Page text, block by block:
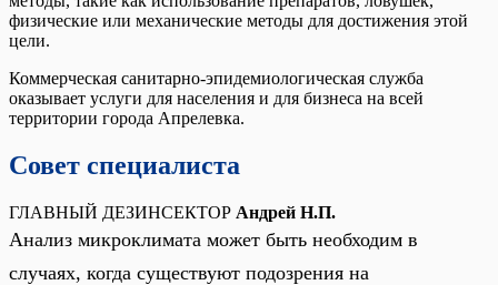
физические или механические методы для достижения этой
цели.
Коммерческая санитарно-эпидемиологическая служба
оказывает услуги для населения и для бизнеса на всей
территории города Апрелевка.
Совет специалиста
ГЛАВНЫЙ ДЕЗИНСЕКТОР Андрей Н.П.
Анализ микроклимата может быть необходим в
случаях, когда существуют подозрения на